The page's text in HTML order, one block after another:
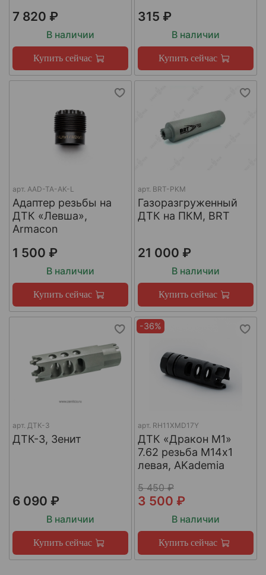
7 820 ₽
В наличии
Купить сейчас
315 ₽
В наличии
Купить сейчас
арт. AAD-TA-AK-L
Адаптер резьбы на
ДТК «Левша»,
Armacon
1 500 ₽
В наличии
Купить сейчас
арт. BRT-PKM
Газоразгруженный
ДТК на ПКМ, BRT
21 000 ₽
В наличии
Купить сейчас
арт. ДТК-3
ДТК-3, Зенит
6 090 ₽
В наличии
Купить сейчас
-36%
арт. RH11XMD17Y
ДТК «Дракон М1»
7.62 резьба М14х1
левая, AKademia
5 450 ₽
3 500 ₽
В наличии
Купить сейчас